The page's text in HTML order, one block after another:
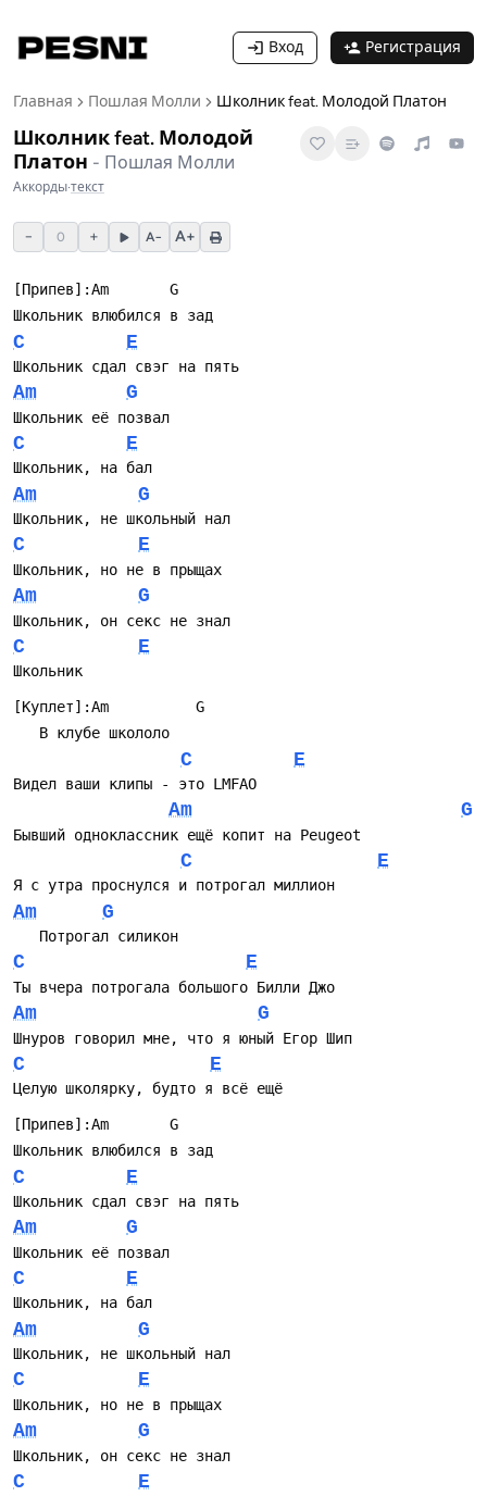
Вход Регистрация
Главная Пошлая Молли Школник feat. Молодой Платон
Школник feat. Молодой
Платон - Пошлая Молли
Аккорды·текст
− 0 + A− A+
[Припев]:Am       G
Школьник влюбился в зад
C E
Школьник сдал свэг на пять
Am G
Школьник её позвал
C E
Школьник, на бал
Am G
Школьник, не школьный нал
C E
Школьник, но не в прыщах
Am G
Школьник, он секс не знал
C E
Школьник
[Куплет]:Am          G
   В клубе школоло
C E
Видел ваши клипы - это LMFAO
Am G
Бывший одноклассник ещё копит на Peugeot
C E
Я с утра проснулся и потрогал миллион
Am G
   Потрогал силикон
C E
Ты вчера потрогала большого Билли Джо
Am G
Шнуров говорил мне, что я юный Егор Шип
C E
Целую школярку, будто я всё ещё
[Припев]:Am       G
Школьник влюбился в зад
C E
Школьник сдал свэг на пять
Am G
Школьник её позвал
C E
Школьник, на бал
Am G
Школьник, не школьный нал
C E
Школьник, но не в прыщах
Am G
Школьник, он секс не знал
C E